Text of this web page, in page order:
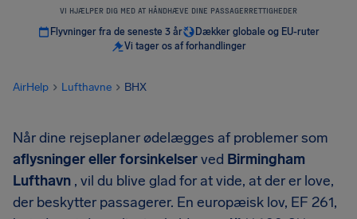
VI HJÆLPER DIG MED AT HÅNDHÆVE DINE PASSAGERRETTIGHEDER
Flyvninger fra de seneste 3 år
Dækker globale og EU-ruter
Vi tager os af forhandlinger
AirHelp Lufthavne BHX
Når dine rejseplaner ødelægges af problemer som
aflysninger eller forsinkelserved Birmingham
Lufthavn , vil du blive glad for at vide, at der er love,
der beskytter passagerer. En europæisk lov, EF 261,